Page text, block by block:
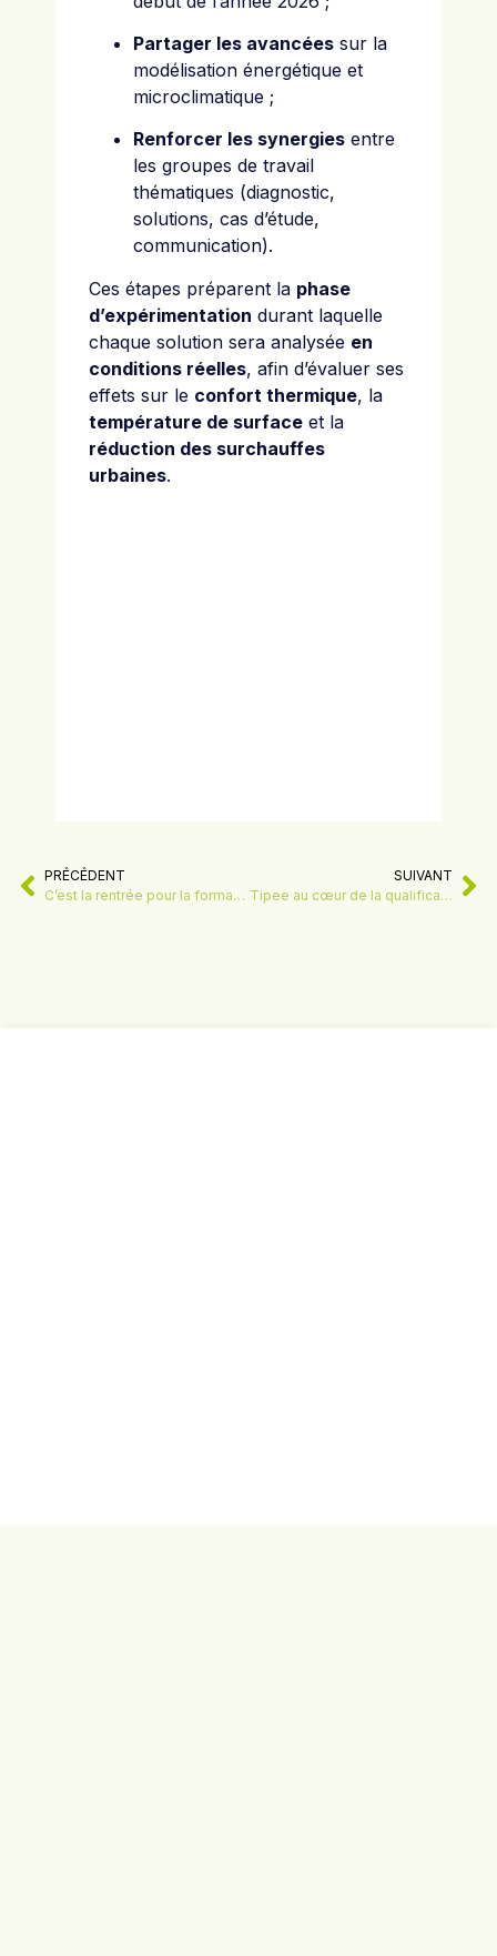
Partager les avancées sur la
modélisation énergétique et
microclimatique ;
Renforcer les synergies entre
les groupes de travail
thématiques (diagnostic,
solutions, cas d’étude,
communication).
Ces étapes préparent la phase
d’expérimentation durant laquelle
chaque solution sera analysée en
conditions réelles, afin d’évaluer ses
effets sur le confort thermique, la
température de surface et la
réduction des surchauffes
urbaines.
PRÉCÉDENT
C’est la rentrée pour la formation TEPEB 2025–2026 à Lagord !
SUIVANT
Tipee au cœur de la qualification des bureaux d’études énergétiques